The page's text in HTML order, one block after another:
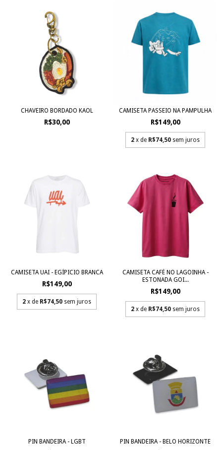
CHAVEIRO BORDADO KAOL
R$30,00
CAMISETA PASSEIO NA PAMPULHA
R$149,00
2 x de R$74,50 sem juros
CAMISETA UAI - EGÍPICIO BRANCA
R$149,00
2 x de R$74,50 sem juros
CAMISETA CAFÉ NO LAGOINHA -
ESTONADA GOI...
R$149,00
2 x de R$74,50 sem juros
PIN BANDEIRA - LGBT PIN BANDEIRA - BELO HORIZONTE